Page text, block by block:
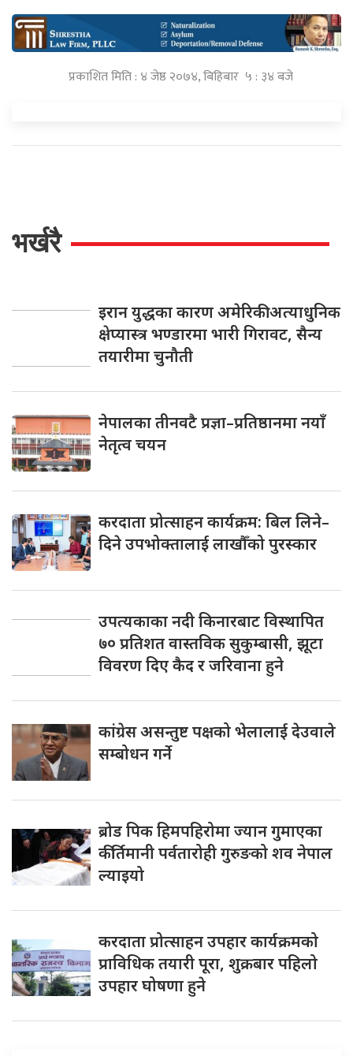
प्रकाशित मिति : ४ जेष्ठ २०७४, बिहिबार ५ : ३४ बजे
भर्खरै
इरान युद्धका कारण अमेरिकी अत्याधुनिक
क्षेप्यास्त्र भण्डारमा भारी गिरावट, सैन्य
तयारीमा चुनौती
नेपालका तीनवटै प्रज्ञा–प्रतिष्ठानमा नयाँ
नेतृत्व चयन
करदाता प्रोत्साहन कार्यक्रम: बिल लिने–
दिने उपभोक्तालाई लाखौँको पुरस्कार
उपत्यकाका नदी किनारबाट विस्थापित
७० प्रतिशत वास्तविक सुकुम्बासी, झूटा
विवरण दिए कैद र जरिवाना हुने
कांग्रेस असन्तुष्ट पक्षको भेलालाई देउवाले
सम्बोधन गर्ने
ब्रोड पिक हिमपहिरोमा ज्यान गुमाएका
कीर्तिमानी पर्वतारोही गुरुङको शव नेपाल
ल्याइयो
करदाता प्रोत्साहन उपहार कार्यक्रमको
प्राविधिक तयारी पूरा, शुक्रबार पहिलो
उपहार घोषणा हुने